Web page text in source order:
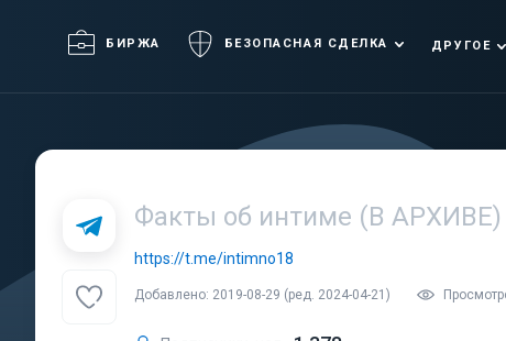
БИРЖА БЕЗОПАСНАЯ СДЕЛКА ДРУГОЕ
Факты об интиме (В АРХИВЕ)
https://t.me/intimno18
Добавлено: 2019-08-29 (ред. 2024-04-21)